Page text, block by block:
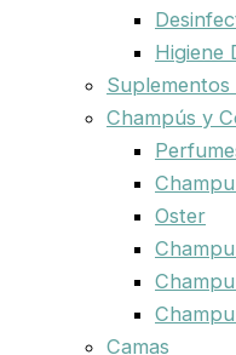
Higiene
Champús y
Oster
Camas